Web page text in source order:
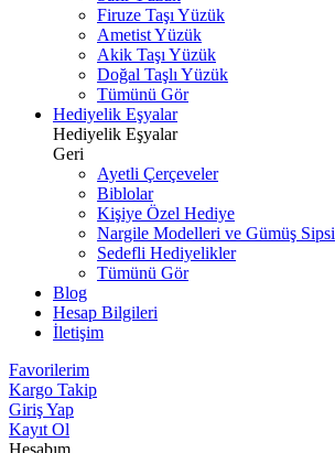
Firuze Taşı Yüzük
Ametist Yüzük
Akik Taşı Yüzük
Doğal Taşlı Yüzük
Tümünü Gör
Hediyelik Eşyalar
Hediyelik Eşyalar
Geri
Ayetli Çerçeveler
Biblolar
Kişiye Özel Hediye
Nargile Modelleri ve Gümüş Sipsi
Sedefli Hediyelikler
Tümünü Gör
Blog
Hesap Bilgileri
İletişim
Favorilerim
Kargo Takip
Giriş Yap
Kayıt Ol
Hesabım